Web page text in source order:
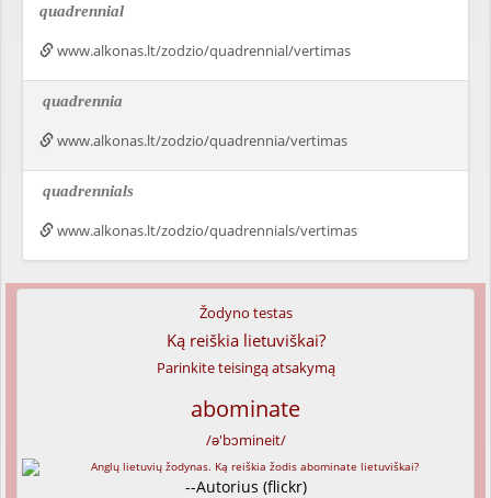
quadrennial
www.alkonas.lt/zodzio/quadrennial/vertimas
quadrennia
www.alkonas.lt/zodzio/quadrennia/vertimas
quadrennials
www.alkonas.lt/zodzio/quadrennials/vertimas
Žodyno testas
Ką reiškia lietuviškai?
Parinkite teisingą atsakymą
abominate
/ə'bɔmineit/
--Autorius (flickr)